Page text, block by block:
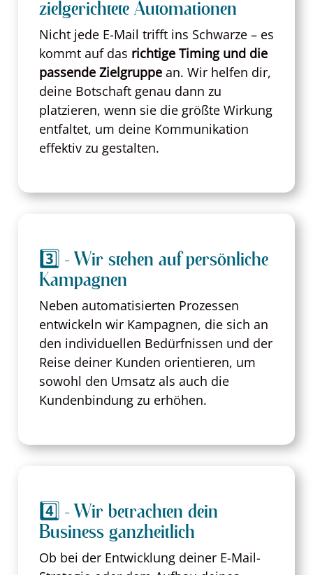
zielgerichtete Automationen
Nicht jede E-Mail trifft ins Schwarze – es
kommt auf das richtige Timing und die
passende Zielgruppean. Wir helfen dir,
deine Botschaft genau dann zu
platzieren, wenn sie die größte Wirkung
entfaltet, um deine Kommunikation
effektiv zu gestalten.
3️⃣ - Wir stehen auf persönliche
Kampagnen
Neben automatisierten Prozessen
entwickeln wir Kampagnen, die sich an
den individuellen Bedürfnissen und der
Reise deiner Kunden orientieren, um
sowohl den Umsatz als auch die
Kundenbindung zu erhöhen.
4️⃣ - Wir betrachten dein
Business ganzheitlich
Ob bei der Entwicklung deiner E-Mail-